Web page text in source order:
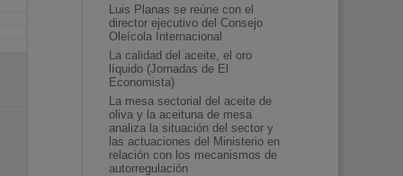
Luis Planas se reúne con el
director ejecutivo del Consejo
Oleícola Internacional
La calidad del aceite, el oro
líquido (Jornadas de El
Economista)
La mesa sectorial del aceite de
oliva y la aceituna de mesa
analiza la situación del sector y
las actuaciones del Ministerio en
relación con los mecanismos de
autorregulación